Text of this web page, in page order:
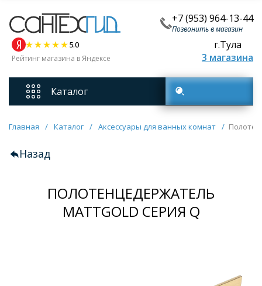
+7 (953) 964-13-44
Позвонить в магазин
5.0
Рейтинг магазина в Яндексе
г.Тула
3 магазина
Каталог
Смесители
Унитазы
Мебель для ванных комнат
Главная / Каталог / Аксессуары для ванных комнат /
Назад
ПОЛОТЕНЦЕДЕРЖАТЕЛЬ
MATTGOLD СЕРИЯ Q